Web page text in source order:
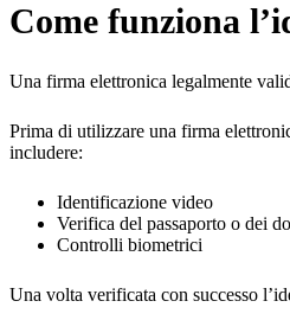
Come funziona
Una firma elettronica legalmente
Prima di utilizzare una firma
includere:
Identificazione video
Verifica del passaporto o dei
Controlli biometrici
Una volta verificata con successo